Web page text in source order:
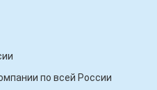
по всей России